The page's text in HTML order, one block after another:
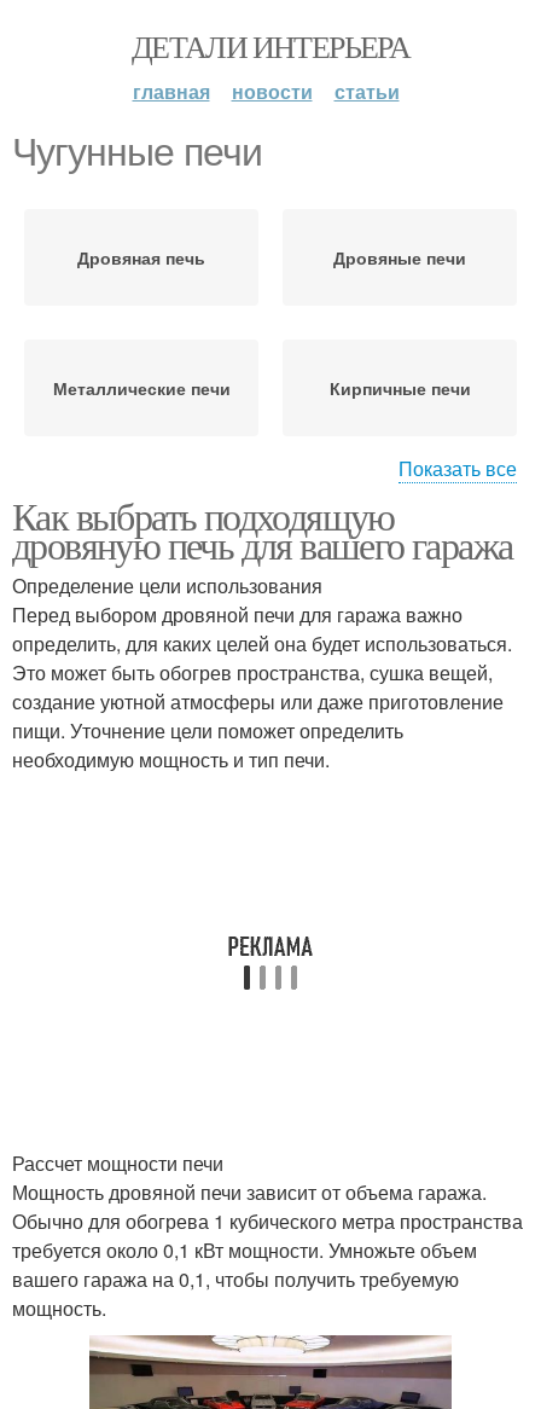
ДЕТАЛИ ИНТЕРЬЕРА
главная новости статьи
Чугунные печи
Дровяная печь Дровяные печи
Металлические печи Кирпичные печи
Печи для гаража Печь для гаража
Печи в гараже Печь в гараже
Самодельные печи
Недорогие печи
Показать все
Как выбрать подходящую
дровяную печь для вашего гаража
Определение цели использования
Перед выбором дровяной печи для гаража важно
определить, для каких целей она будет использоваться.
Это может быть обогрев пространства, сушка вещей,
создание уютной атмосферы или даже приготовление
пищи. Уточнение цели поможет определить
необходимую мощность и тип печи.
Рассчет мощности печи
Мощность дровяной печи зависит от объема гаража.
Обычно для обогрева 1 кубического метра пространства
требуется около 0,1 кВт мощности. Умножьте объем
вашего гаража на 0,1, чтобы получить требуемую
мощность.